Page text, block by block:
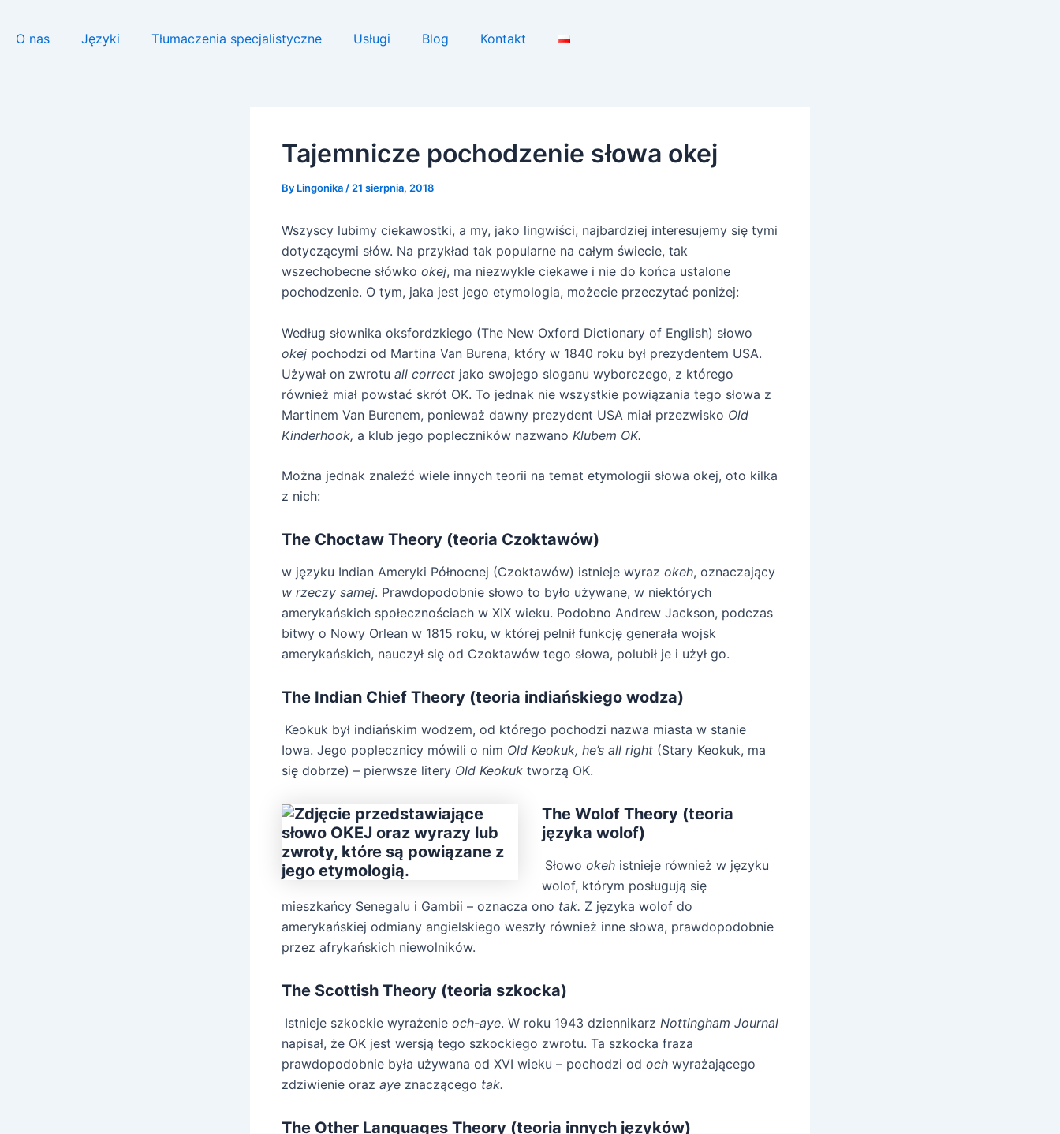
O nas Języki Tłumaczenia specjalistyczne Usługi Blog Kontakt
Tajemnicze pochodzenie słowa okej
By Lingonika / 21 sierpnia, 2018
Wszyscy lubimy ciekawostki, a my, jako lingwiści, najbardziej interesujemy się tymi
dotyczącymi słów. Na przykład tak popularne na całym świecie, tak
wszechobecne słówko okej, ma niezwykle ciekawe i nie do końca ustalone
pochodzenie. O tym, jaka jest jego etymologia, możecie przeczytać poniżej:
Według słownika oksfordzkiego (The New Oxford Dictionary of English) słowo
okej pochodzi od Martina Van Burena, który w 1840 roku był prezydentem USA.
Używał on zwrotu all correct jako swojego sloganu wyborczego, z którego
również miał powstać skrót OK. To jednak nie wszystkie powiązania tego słowa z
Martinem Van Burenem, ponieważ dawny prezydent USA miał przezwisko Old
Kinderhook, a klub jego popleczników nazwano Klubem OK.
Można jednak znaleźć wiele innych teorii na temat etymologii słowa okej, oto kilka
z nich:
The Choctaw Theory (teoria Czoktawów)
w języku Indian Ameryki Północnej (Czoktawów) istnieje wyraz okeh, oznaczający
w rzeczy samej. Prawdopodobnie słowo to było używane, w niektórych
amerykańskich społecznościach w XIX wieku. Podobno Andrew Jackson, podczas
bitwy o Nowy Orlean w 1815 roku, w której pelnił funkcję generała wojsk
amerykańskich, nauczył się od Czoktawów tego słowa, polubił je i użył go.
The Indian Chief Theory (teoria indiańskiego wodza)
Keokuk był indiańskim wodzem, od którego pochodzi nazwa miasta w stanie
Iowa. Jego poplecznicy mówili o nim Old Keokuk, he’s all right (Stary Keokuk, ma
się dobrze) – pierwsze litery Old Keokuk tworzą OK.
The Wolof Theory (teoria
języka wolof)
Słowo okeh istnieje również w języku
wolof, którym posługują się
mieszkańcy Senegalu i Gambii – oznacza ono tak. Z języka wolof do
amerykańskiej odmiany angielskiego weszły również inne słowa, prawdopodobnie
przez afrykańskich niewolników.
The Scottish Theory (teoria szkocka)
Istnieje szkockie wyrażenie och-aye. W roku 1943 dziennikarz Nottingham Journal
napisał, że OK jest wersją tego szkockiego zwrotu. Ta szkocka fraza
prawdopodobnie była używana od XVI wieku – pochodzi od och wyrażającego
zdziwienie oraz aye znaczącego tak.
The Other Languages Theory (teoria innych języków)
navigation